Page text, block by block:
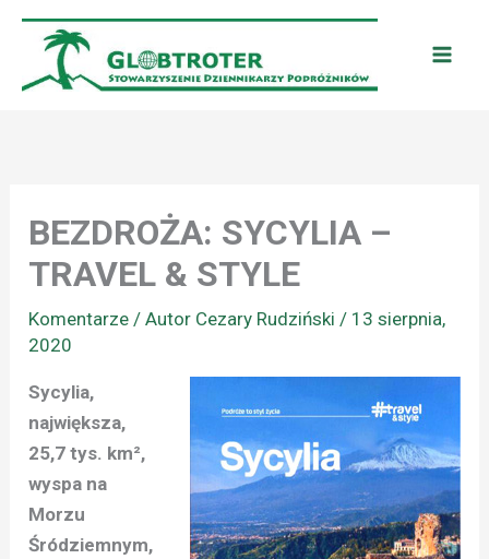
Przejdź
treści
BEZDROŻA: SYCYLIA –
TRAVEL & STYLE
Komentarze / Autor Cezary Rudziński/ 13 sierpnia,
2020
Sycylia,
największa,
25,7 tys. km²,
wyspa na
Morzu
Śródziemnym,